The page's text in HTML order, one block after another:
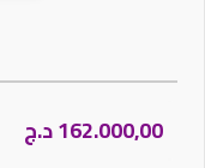
162.000,00د.ج